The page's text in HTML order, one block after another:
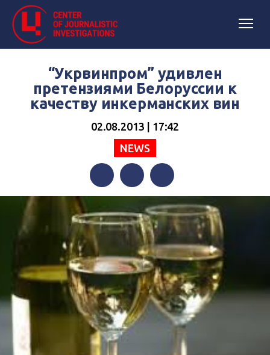
“Укрвинпром” удивлен
претензиями Белоруссии к
качеству инкерманских вин
02.08.2013 | 17:42
NEWS
FacebookTwitterTelegram